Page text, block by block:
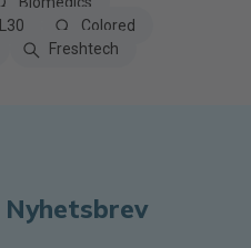
Colored
Freshtech